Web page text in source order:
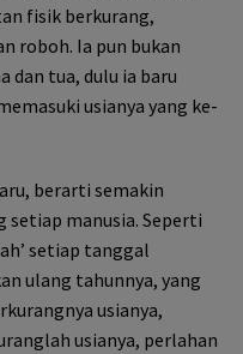
fisik berkurang,
roboh. Ia pun bukan
dan tua, dulu ia baru
usianya yang ke-
berarti semakin
setiap manusia. Seperti
setiap tanggal
ulang tahunnya, yang
usianya,
usianya, perlahan